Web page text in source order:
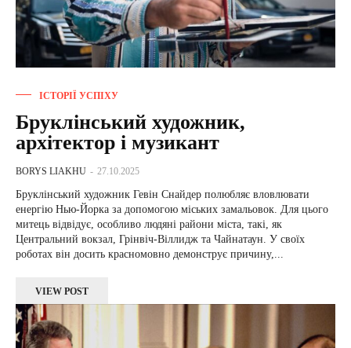
ІСТОРІЇ УСПІХУ
Бруклінський художник,
архітектор і музикант
BORYS LIAKHU - 27.10.2025
Бруклінський художник Гевін Снайдер полюбляє вловлювати
енергію Нью-Йорка за допомогою міських замальовок. Для цього
митець відвідує, особливо людяні райони міста, такі, як
Центральний вокзал, Грінвіч-Віллидж та Чайнатаун. У своїх
роботах він досить красномовно демонструє причину,...
VIEW POST